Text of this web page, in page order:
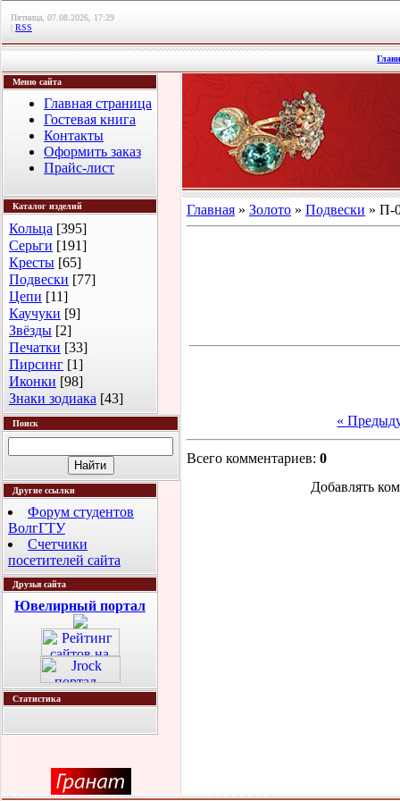
Пятница, 07.08.2026, 17:29
| RSS
Меню сайта
Главная страница
Гостевая книга
Контакты
Оформить заказ
Прайс-лист
Каталог изделий
Кольца [395]
Серьги [191]
Кресты [65]
Подвески [77]
Цепи [11]
Каучуки [9]
Звёзды [2]
Печатки [33]
Пирсинг [1]
Иконки [98]
Знаки зодиака [43]
Поиск
Другие ссылки
Форум студентов
ВолгГТУ
Счетчики
посетителей сайта
Друзья сайта
Ювелирный портал
Статистика
Главная » Золото » Подвески » П-
«
Всего комментариев: 0
Добавлять